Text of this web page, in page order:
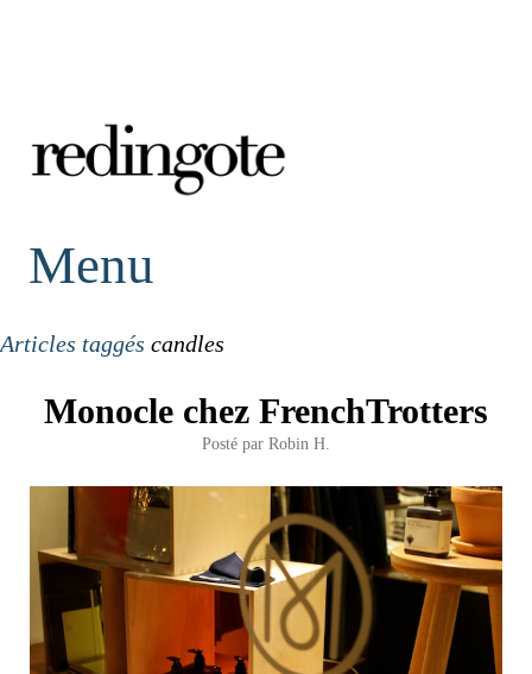
redingote.
Menu
Articles taggés candles
Monocle chez FrenchTrotters
Posté par Robin H.